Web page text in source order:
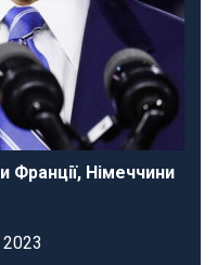
Франції, Німеччини